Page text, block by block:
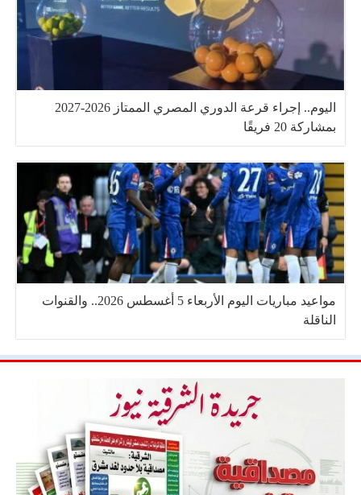
اليوم.. إجراء قرعة الدوري المصري الممتاز 2026-2027
بمشاركة 20 فريقًا
مواعيد مباريات اليوم الأربعاء 5 أغسطس 2026.. والقنوات
الناقلة